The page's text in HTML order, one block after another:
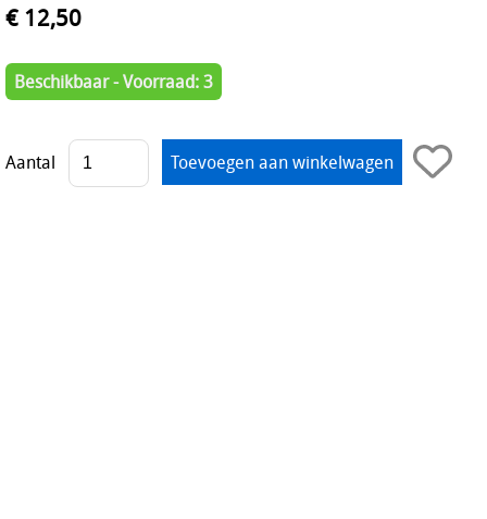
€ 12,50
Beschikbaar - Voorraad: 3
Aantal